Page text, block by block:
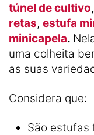
túnel de cultivo,
retas, estufa
minicapela.
uma colheita
as suas
Considera que:
São estufas